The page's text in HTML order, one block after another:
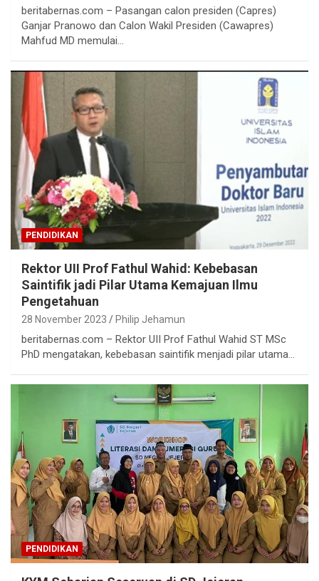
beritabernas.com – Pasangan calon presiden (Capres)
Ganjar Pranowo dan Calon Wakil Presiden (Cawapres)
Mahfud MD memulai…
PENDIDIKAN
Rektor UII Prof Fathul Wahid: Kebebasan
Saintifik jadi Pilar Utama Kemajuan Ilmu
Pengetahuan
28 November 2023 Philip Jehamun
beritabernas.com – Rektor UII Prof Fathul Wahid ST MSc
PhD mengatakan, kebebasan saintifik menjadi pilar utama…
PENDIDIKAN